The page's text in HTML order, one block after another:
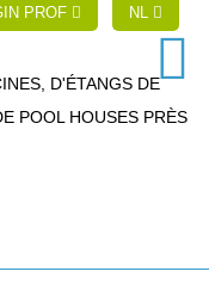
PROF NL
D'ÉTANGS DE
POOL HOUSES PRÈS